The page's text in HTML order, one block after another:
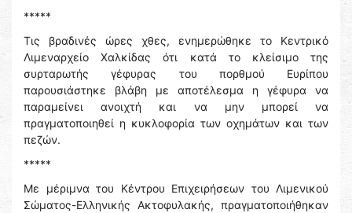
*****
Τις βραδινές ώρες χθες, ενημερώθηκε το Κεντρικό
Λιμεναρχείο Χαλκίδας ότι κατά το κλείσιμο της
συρταρωτής γέφυρας του πορθμού Ευρίπου
παρουσιάστηκε βλάβη με αποτέλεσμα η γέφυρα να
παραμείνει ανοιχτή και να μην μπορεί να
πραγματοποιηθεί η κυκλοφορία των οχημάτων και των
πεζών.
*****
Με μέριμνα του Κέντρου Επιχειρήσεων του Λιμενικού
Σώματος-Ελληνικής Ακτοφυλακής, πραγματοποιήθηκαν